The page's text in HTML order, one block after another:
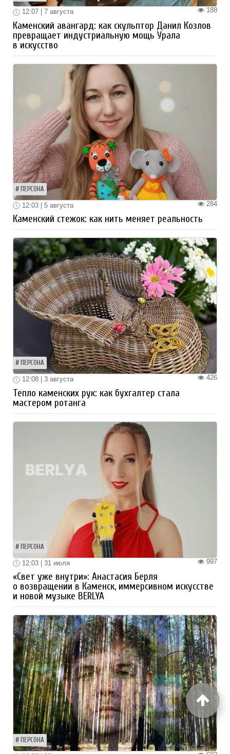
188
12:07 | 7 августа
Каменский авангард: как скульптор Данил Козлов
превращает индустриальную мощь Урала
в искусство
ПЕРСОНА
284
12:03 | 5 августа
Каменский стежок: как нить меняет реальность
ПЕРСОНА
426
12:08 | 3 августа
Тепло каменских рук: как бухгалтер стала
мастером ротанга
ПЕРСОНА
997
12:03 | 31 июля
«Свет уже внутри»: Анастасия Берля
о возвращении в Каменск, иммерсивном искусстве
и новой музыке BERLYA
ПЕРСОНА